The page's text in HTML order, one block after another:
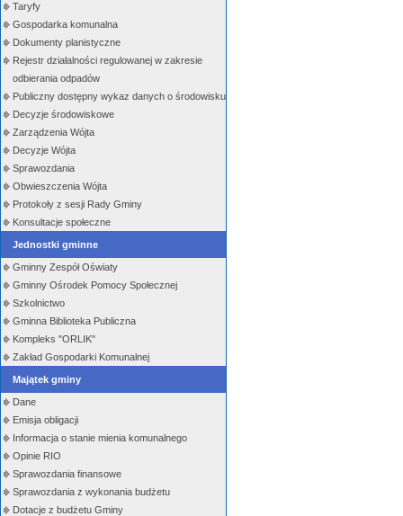
Taryfy
Gospodarka komunalna
Dokumenty planistyczne
Rejestr działalności regulowanej w zakresie
odbierania odpadów
Publiczny dostępny wykaz danych o środowisku
Decyzje środowiskowe
Zarządzenia Wójta
Decyzje Wójta
Sprawozdania
Obwieszczenia Wójta
Protokoły z sesji Rady Gminy
Konsultacje społeczne
Jednostki gminne
Gminny Zespół Oświaty
Gminny Ośrodek Pomocy Społecznej
Szkolnictwo
Gminna Biblioteka Publiczna
Kompleks "ORLIK"
Zakład Gospodarki Komunalnej
Majątek gminy
Dane
Emisja obligacji
Informacja o stanie mienia komunalnego
Opinie RIO
Sprawozdania finansowe
Sprawozdania z wykonania budżetu
Dotacje z budżetu Gminy